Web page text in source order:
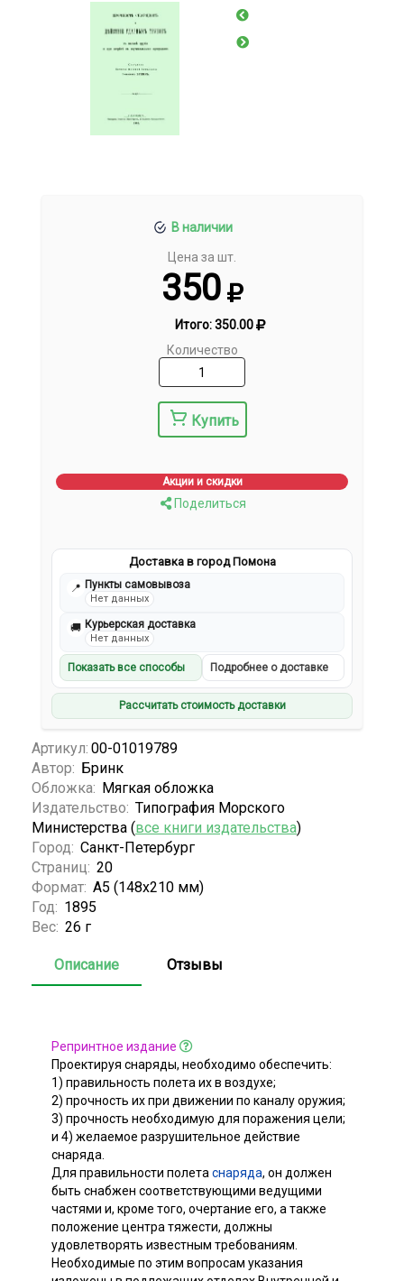
В наличии
Цена за шт.
350
Итого:350.00
Количество
Купить
Акции и скидки
Поделиться
Доставка в город Помона
📍 Пункты самовывоза
Нет данных
🚚 Курьерская доставка
Нет данных
Показать все способы Подробнее о доставке
Рассчитать стоимость доставки
Артикул: 00-01019789
Автор: Бринк
Обложка: Мягкая обложка
Издательство: Типография Морского
Министерства (все книги издательства)
Город: Санкт-Петербург
Страниц: 20
Формат: А5 (148x210 мм)
Год: 1895
Вес: 26 г
Описание Отзывы
Репринтное издание
Проектируя снаряды, необходимо обеспечить:
1) правильность полета их в воздухе;
2) прочность их при движении по каналу оружия;
3) прочность необходимую для поражения цели;
и 4) желаемое разрушительное действие
снаряда.
Для правильности полетаснаряда, он должен
быть снабжен соответствующими ведущими
частями и, кроме того, очертание его, а также
положение центра тяжести, должны
удовлетворять известным требованиям.
Необходимые по этим вопросам указания